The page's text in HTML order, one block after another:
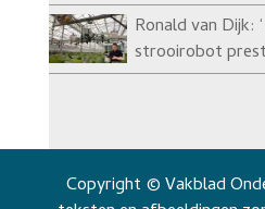
Ronald van Dijk:
strooirobot
Copyright © Vakblad